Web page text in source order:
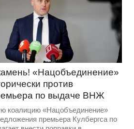
«Нацобъединение»
против
по выдаче ВНЖ
коалицию «Нацобъединение»
премьера Кулбергса по